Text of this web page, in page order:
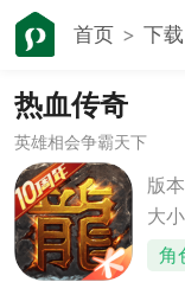
首页 下载
热血传奇
英雄相会争霸天下
版
7
大小
角